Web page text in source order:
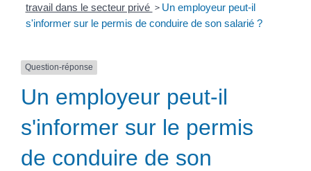
travail dans le secteur privé > Un employeur peut-il
s'informer sur le permis de conduire de son salarié ?
Question-réponse
Un employeur peut-il
s'informer sur le permis
de conduire de son